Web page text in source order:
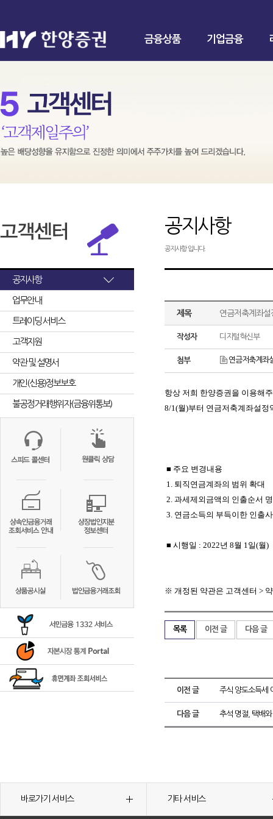
금융상품 기업금융
공지사항
업무안내
트레이딩 서비스
고객지원
약관 및 설명서
개인(신용)정보보호
불공정거래행위자(금융위통보)
공지사항
공지사항 입니다.
제목 연금저축계좌
작성자 디지털혁신부
첨부 연금저축계좌
항상 저희 한양증권을 이용해
8/1(월)부터 연금저축계좌설정
■ 주요 변경내용
1. 퇴직연금계좌의 범위 확대
2. 과세제외금액의 인출순서
3. 연금소득의 부득이한 인출
■ 시행일 : 2022년 8월 1일(월)
※ 개정된 약관은 고객센터 >
목록 이전 글 다음 글
이전 글 주식 양도소득세
다음 글 추석 명절, 택배
바로가기 서비스 기타 서비스